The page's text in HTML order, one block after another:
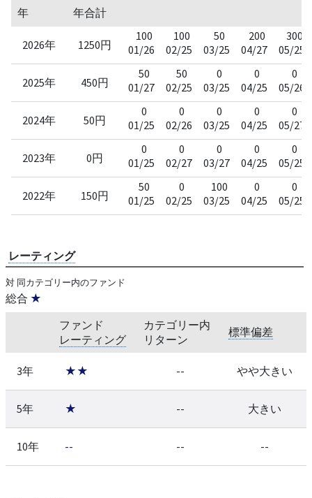
年 年合計
2026年 1250円
100
01/26
100
02/25
50
03/25
200
04/27
300
05/25
2025年 450円
50
01/27
50
02/25
0
03/25
0
04/25
0
05/26
2024年 50円
0
01/25
0
02/26
0
03/25
0
04/25
0
05/27
2023年 0円
0
01/25
0
02/27
0
03/27
0
04/25
0
05/25
2022年 150円
50
01/25
0
02/25
100
03/25
0
04/25
0
05/25
レーティング
対 同カテゴリー内のファンド
総合 ★
ファンド
レーティング
カテゴリー内
リターン
標準偏差
3年 ★★ -- やや大きい
5年 ★ -- 大きい
10年 -- -- --